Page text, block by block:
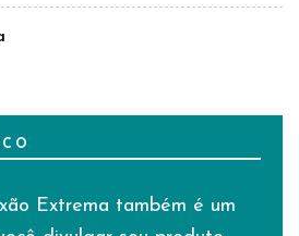
Extrema também é um